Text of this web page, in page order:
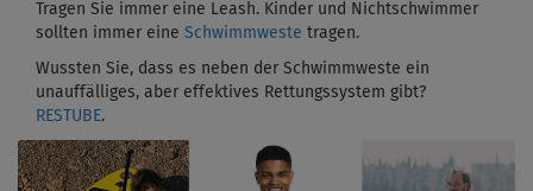
Tragen Sie immer eine Leash. Kinder und Nichtschwimmer
sollten immer eine Schwimmweste tragen.
Wussten Sie, dass es neben der Schwimmweste ein
unauffälliges, aber effektives Rettungssystem gibt?
RESTUBE.